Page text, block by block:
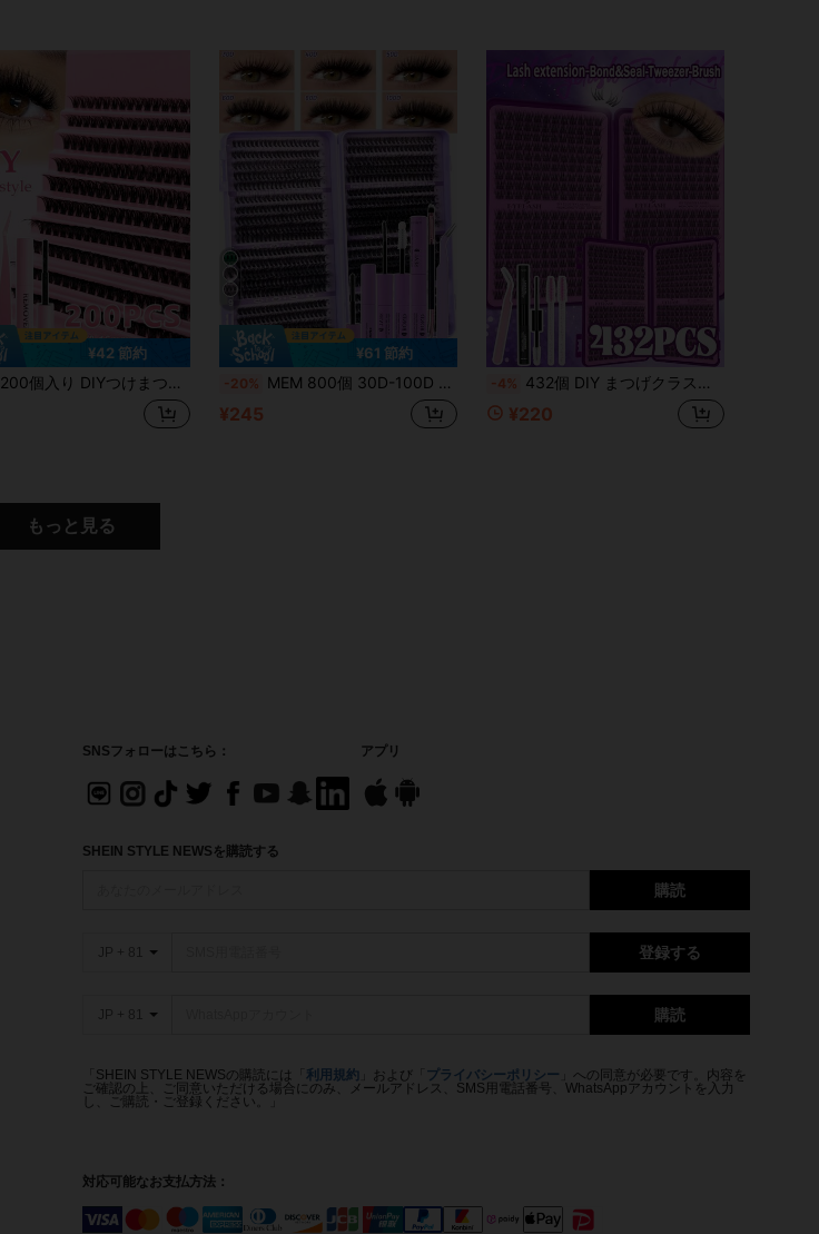
¥42 節約
200個入り DIYつけまつげキット、80D - 付け睫毛、接着剤、メイク落とし、ピンセット、ブラシ付き、プロも初心者も簡単、家庭での使用に便利。つけまつげ エクステンション スターターキット: 付け睫毛、接着剤、メイク落とし、ツールが含まれ、自宅で簡単にプロ仕様の仕上がりが得られます。
¥61 節約
-20% MEM 800個 30D-100D つけまつげセット、初心者向けDIYまつげキット、フルセットのツール付き、ポータブル再利用可能なクラスターまつげ、日常、結婚式、ホリデーメイク、ハロウィンとクリスマスのギフトに適しています
¥245
-4% 432個 DIY まつげクラスター まつげエクステンションキット、初心者向け、まつげクラスター まつげエクステンションキット、まつげボンドとシール、まつげツイーザー、ブラシ、自宅での自己使用用、まつげ個別キット、まつげ、まつげクラスター
¥220
もっと見る
SNSフォローはこちら： アプリ
SHEIN STYLE NEWSを購読する
購読
JP + 81 登録する
JP + 81 購読
「SHEIN STYLE NEWSの購読には「 利用規約 」および「 プライバシーポリシー 」への同意が必要です。内容を
ご確認の上、ご同意いただける場合にのみ、メールアドレス、SMS用電話番号、WhatsAppアカウントを入力
し、ご購読・ご登録ください。」
対応可能なお支払方法：